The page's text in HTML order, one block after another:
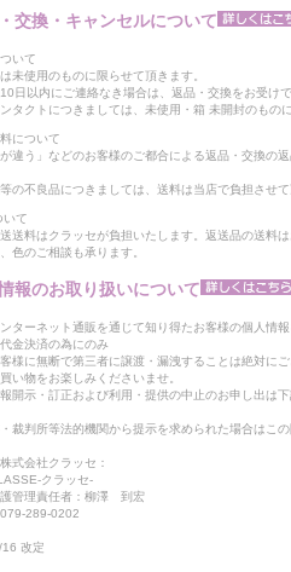
交換・キャンセルについて
いて
未使用のものに限らせて頂きます。
日以内にご連絡なき場合は、返品・交換をお受け
タクトにつきましては、未使用・箱 未開封のもの
について
が違う」などのお客様のご都合による返品・交換の
の不良品につきましては、送料は当店で負担させて
いて
送料はクラッセが負担いたします。返送品の送料
色のご相談も承ります。
報のお取り扱いについて
ターネット通販を通じて知り得たお客様の個人情
金決済の為にのみ
様に無断で第三者に譲渡・漏洩することは絶対にご
い物をお楽しみくださいませ。
開示・訂正および利用・提供の中止のお申し出は
裁判所等法的機関から提示を求められた場合はこの
式会社クラッセ：
クラッセ-
管理責任者：柳澤 到宏
289-0202
改定